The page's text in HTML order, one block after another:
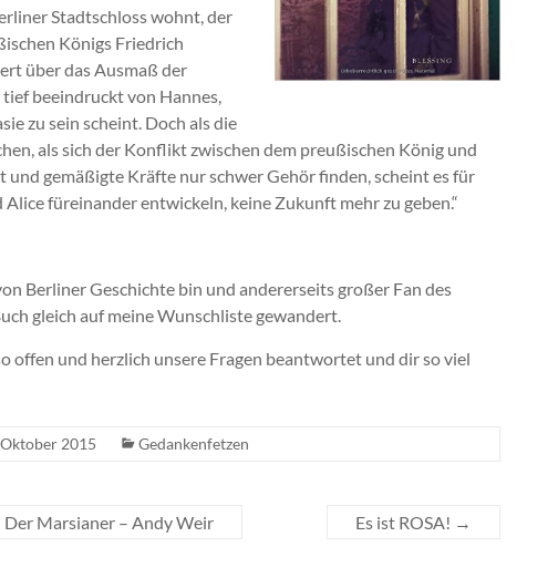
Stadtschloss wohnt, der
Königs Friedrich
über das Ausmaß der
beeindruckt von Hannes,
zu sein scheint. Doch als die
als sich der Konflikt zwischen dem preußischen König und
gemäßigte Kräfte nur schwer Gehör finden, scheint es für
füreinander entwickeln, keine Zukunft mehr zu geben.“
Berliner Geschichte bin und andererseits großer Fan des
gleich auf meine Wunschliste gewandert.
offen und herzlich unsere Fragen beantwortet und dir so viel
2015 Gedankenfetzen
Marsianer – Andy Weir Es ist ROSA! →